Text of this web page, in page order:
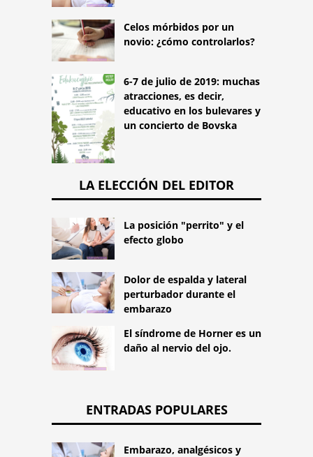
Celos mórbidos por un
novio: ¿cómo controlarlos?
6-7 de julio de 2019: muchas
atracciones, es decir,
educativo en los bulevares y
un concierto de Bovska
LA ELECCIÓN DEL EDITOR
La posición "perrito" y el
efecto globo
Dolor de espalda y lateral
perturbador durante el
embarazo
El síndrome de Horner es un
daño al nervio del ojo.
ENTRADAS POPULARES
Embarazo, analgésicos y